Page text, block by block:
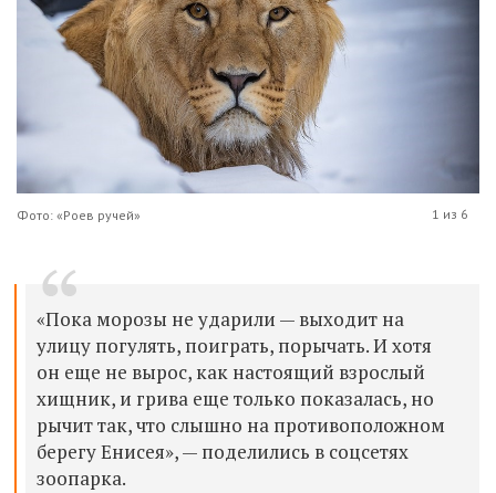
Фото: «Роев ручей» 1 из 6
«Пока морозы не ударили — выходит на
улицу погулять, поиграть, порычать. И хотя
он еще не вырос, как настоящий взрослый
хищник, и грива еще только показалась, но
рычит так, что слышно на противоположном
берегу Енисея», — поделились в соцсетях
зоопарка.